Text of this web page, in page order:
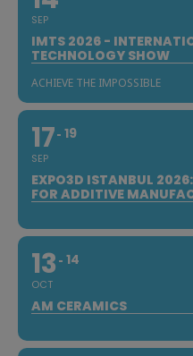
SEP
IMTS 2026 -
TECHNOLOGY SHOW
ACHIEVE THE IMPOSSIBLE
17
SEP
19
EXPO3D ISTANBUL
FOR ADDITIVE
13
OCT
14
AM CERAMICS